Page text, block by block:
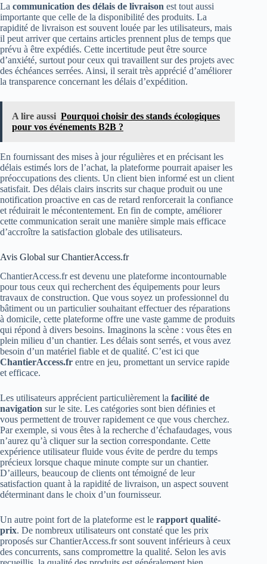
La communication des délais de livraison est tout aussi
importante que celle de la disponibilité des produits. La
rapidité de livraison est souvent louée par les utilisateurs, mais
il peut arriver que certains articles prennent plus de temps que
prévu à être expédiés. Cette incertitude peut être source
d’anxiété, surtout pour ceux qui travaillent sur des projets avec
des échéances serrées. Ainsi, il serait très apprécié d’améliorer
la transparence concernant les délais d’expédition.
A lire aussi Pourquoi choisir des stands écologiques
pour vos événements B2B ?
En fournissant des mises à jour régulières et en précisant les
délais estimés lors de l’achat, la plateforme pourrait apaiser les
préoccupations des clients. Un client bien informé est un client
satisfait. Des délais clairs inscrits sur chaque produit ou une
notification proactive en cas de retard renforcerait la confiance
et réduirait le mécontentement. En fin de compte, améliorer
cette communication serait une manière simple mais efficace
d’accroître la satisfaction globale des utilisateurs.
Avis Global sur ChantierAccess.fr
ChantierAccess.fr est devenu une plateforme incontournable
pour tous ceux qui recherchent des équipements pour leurs
travaux de construction. Que vous soyez un professionnel du
bâtiment ou un particulier souhaitant effectuer des réparations
à domicile, cette plateforme offre une vaste gamme de produits
qui répond à divers besoins. Imaginons la scène : vous êtes en
plein milieu d’un chantier. Les délais sont serrés, et vous avez
besoin d’un matériel fiable et de qualité. C’est ici que
ChantierAccess.fr entre en jeu, promettant un service rapide
et efficace.
Les utilisateurs apprécient particulièrement la facilité de
navigation sur le site. Les catégories sont bien définies et
vous permettent de trouver rapidement ce que vous cherchez.
Par exemple, si vous êtes à la recherche d’échafaudages, vous
n’aurez qu’à cliquer sur la section correspondante. Cette
expérience utilisateur fluide vous évite de perdre du temps
précieux lorsque chaque minute compte sur un chantier.
D’ailleurs, beaucoup de clients ont témoigné de leur
satisfaction quant à la rapidité de livraison, un aspect souvent
déterminant dans le choix d’un fournisseur.
Un autre point fort de la plateforme est le rapport qualité-
prix. De nombreux utilisateurs ont constaté que les prix
proposés sur ChantierAccess.fr sont souvent inférieurs à ceux
des concurrents, sans compromettre la qualité. Selon les avis